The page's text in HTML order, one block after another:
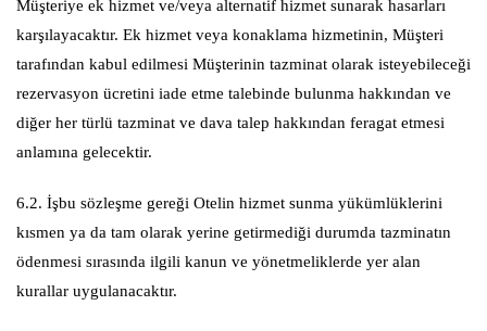
Müşteriye ek hizmet ve/veya alternatif hizmet sunarak hasarları
karşılayacaktır. Ek hizmet veya konaklama hizmetinin, Müşteri
tarafından kabul edilmesi Müşterinin tazminat olarak isteyebileceği
rezervasyon ücretini iade etme talebinde bulunma hakkından ve
diğer her türlü tazminat ve dava talep hakkından feragat etmesi
anlamına gelecektir.
6.2. İşbu sözleşme gereği Otelin hizmet sunma yükümlüklerini
kısmen ya da tam olarak yerine getirmediği durumda tazminatın
ödenmesi sırasında ilgili kanun ve yönetmeliklerde yer alan
kurallar uygulanacaktır.